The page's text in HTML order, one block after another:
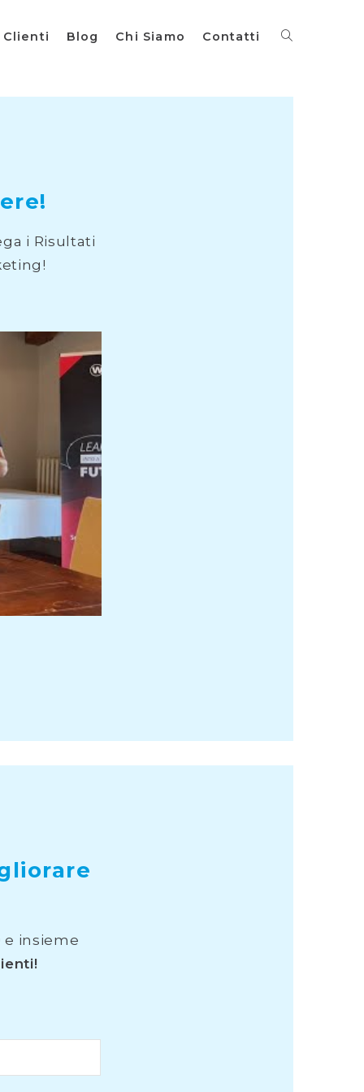
Clienti Blog Chi Siamo Contatti
i Risultati
e insieme